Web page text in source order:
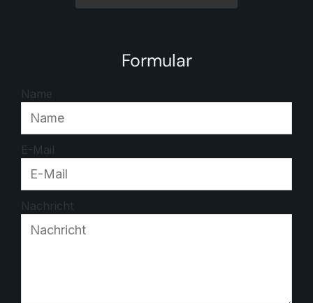
Formular
Name
E-Mail
Nachricht